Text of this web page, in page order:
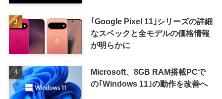
｢Google Pixel 11｣シリーズの詳細
なスペックと全モデルの価格情報
が明らかに
Microsoft、8GB RAM搭載PCで
の｢Windows 11｣の動作を改善へ